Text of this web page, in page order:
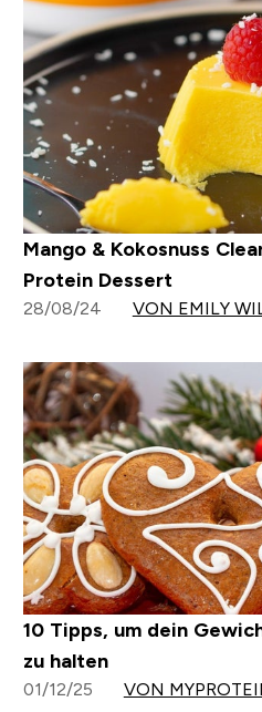
Mango & Kokosnuss
Protein Dessert
28/08/24 VON EMILY
10 Tipps, um dein
zu halten
01/12/25 VON